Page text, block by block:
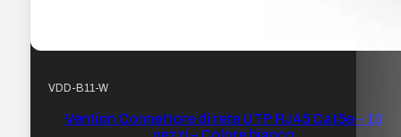
VDD-B11-W
Vention Connettore di rete UTP RJ45 Cat5e – 10